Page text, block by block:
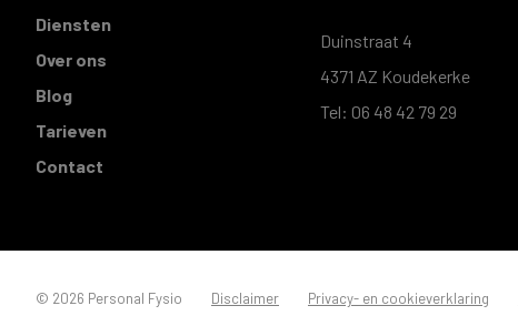
Diensten
Over ons
Blog
Tarieven
Contact
Duinstraat 4
4371 AZ Koudekerke
Tel: 06 48 42 79 29
© 2026 Personal Fysio Disclaimer Privacy- en cookieverklaring